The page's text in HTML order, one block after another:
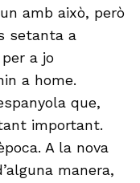
amb això, però
setanta a
a jo
a home.
que,
important.
A la nova
manera,